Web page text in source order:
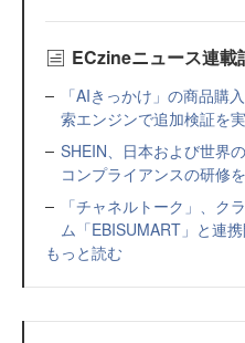
ECzineニュース連載
「AIきっかけ」の商品購
索エンジンで追加検証を
SHEIN、日本および世界
コンプライアンスの研修
「チャネルトーク」、ク
ム「EBISUMART」と連
もっと読む